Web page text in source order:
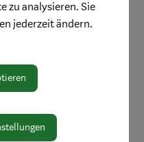
zu analysieren. Sie
jederzeit ändern.